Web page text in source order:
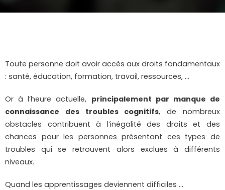
Toute personne doit avoir accès aux droits fondamentaux
: santé, éducation, formation, travail, ressources, …
Or à l’heure actuelle, principalement par manque de
connaissance des troubles cognitifs, de nombreux
obstacles contribuent à l’inégalité des droits et des
chances pour les personnes présentant ces types de
troubles qui se retrouvent alors exclues à différents
niveaux.
Quand les apprentissages deviennent difficiles …